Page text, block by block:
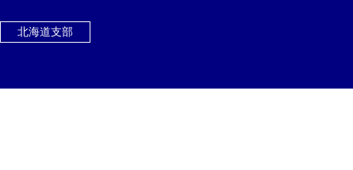
ャンス！！今だけ黒酢ドリンクの
北海道支部